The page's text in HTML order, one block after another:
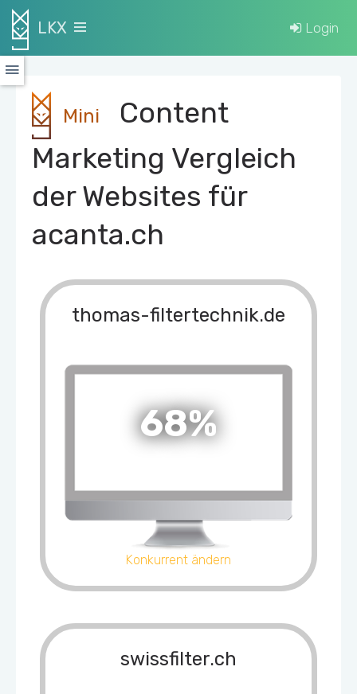
LKX Login
Mini
Content
Marketing Vergleich
der Websites für
acanta.ch
thomas-filtertechnik.de
68%
Konkurrent ändern
swissfilter.ch